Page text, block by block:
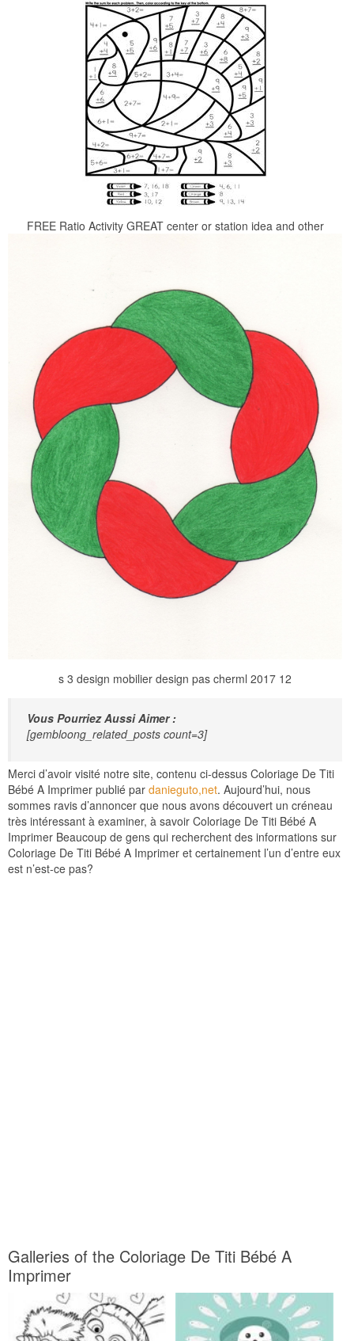
FREE Ratio Activity GREAT center or station idea and other
s 3 design mobilier design pas cherml 2017 12
Vous Pourriez Aussi Aimer :
[gembloong_related_posts count=3]
Merci d’avoir visité notre site, contenu ci-dessus Coloriage De Titi
Bébé A Imprimer publié par danieguto,net. Aujourd’hui, nous
sommes ravis d’annoncer que nous avons découvert un créneau
très intéressant à examiner, à savoir Coloriage De Titi Bébé A
Imprimer Beaucoup de gens qui recherchent des informations sur
Coloriage De Titi Bébé A Imprimer et certainement l’un d’entre eux
est n’est-ce pas?
Galleries of the Coloriage De Titi Bébé A
Imprimer